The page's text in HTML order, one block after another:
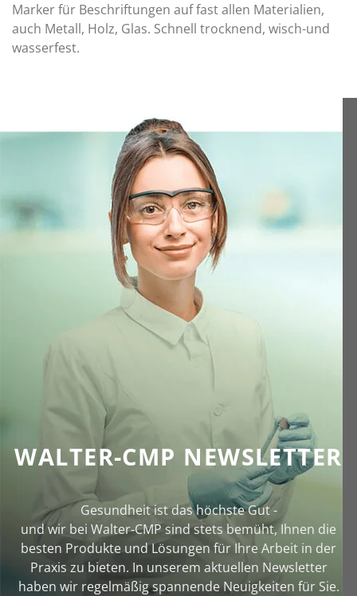
Marker für Beschriftungen auf fast allen Materialien,
auch Metall, Holz, Glas. Schnell trocknend, wisch-und
wasserfest.
WALTER-CMP NEWSLETTER
Gesundheit ist das höchste Gut -
und wir bei Walter‑CMP sind stets bemüht, Ihnen die
besten Produkte und Lösungen für Ihre Arbeit in der
Praxis zu bieten. In unserem aktuellen Newsletter
haben wir regelmäßig spannende Neuigkeiten für Sie.